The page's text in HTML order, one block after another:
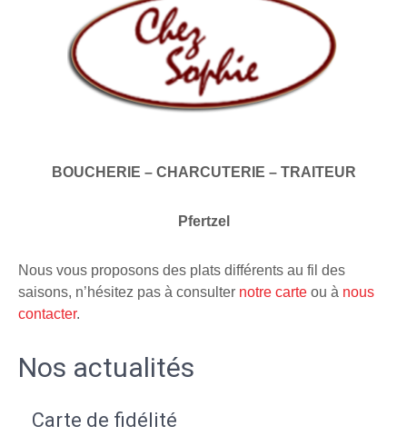
BOUCHERIE – CHARCUTERIE – TRAITEUR
Pfertzel
Nous vous proposons des plats différents au fil des
saisons, n’hésitez pas à consulter notre carte ou à nous
contacter.
Nos actualités
Carte de fidélité